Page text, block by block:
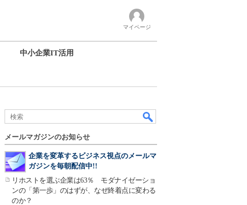
マイページ
中小企業IT活用
メールマガジンのお知らせ
企業を変革するビジネス視点のメールマ
ガジンを毎朝配信中!!
リホストを選ぶ企業は63％ モダナイゼーショ
ンの「第一歩」のはずが、なぜ終着点に変わる
のか？